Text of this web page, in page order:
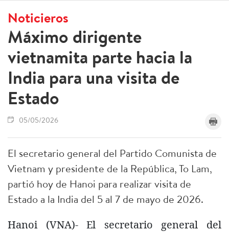
Noticieros
Máximo dirigente
vietnamita parte hacia la
India para una visita de
Estado
05/05/2026
El secretario general del Partido Comunista de
Vietnam y presidente de la República, To Lam,
partió hoy de Hanoi para realizar visita de
Estado a la India del 5 al 7 de mayo de 2026.
Hanoi (VNA)- El secretario general del